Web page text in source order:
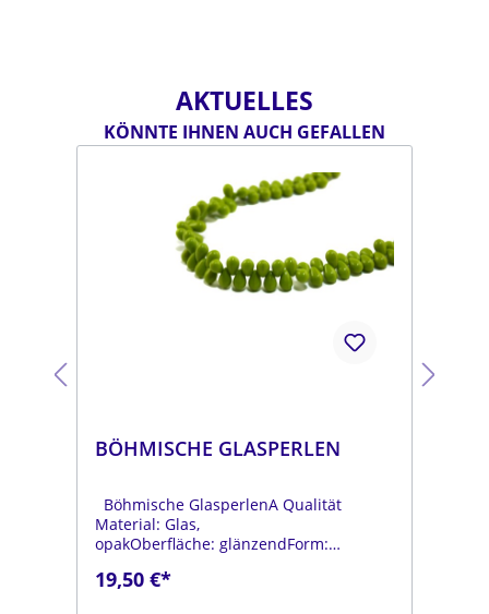
AKTUELLES
KÖNNTE IHNEN AUCH GEFALLEN
BÖHMISCHE GLASPERLEN
Böhmische GlasperlenA Qualität
Material: Glas,
opakOberfläche: glänzendForm:
moosgrünDurchmesser: ca. 6 mmLänge:
19,50 €*